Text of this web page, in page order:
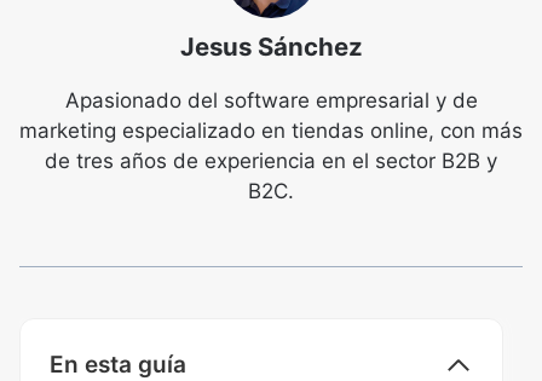
Jesus Sánchez
Apasionado del software empresarial y de
marketing especializado en tiendas online, con más
de tres años de experiencia en el sector B2B y
B2C.
En esta guía